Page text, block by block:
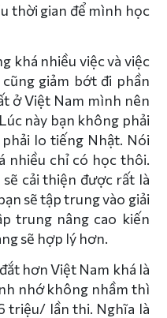
thời gian để mình học
khá nhiều việc và việc
giảm bớt đi phần
ở Việt Nam mình nên
này bạn không phải
lo tiếng Nhật. Nói
nhiều chỉ có học thôi.
cải thiện được rất là
sẽ tập trung vào giải
trung nâng cao kiến
sẽ hợp lý hơn.
hơn Việt Nam khá là
nhớ không nhầm thì
triệu/ lần thi. Nghĩa là